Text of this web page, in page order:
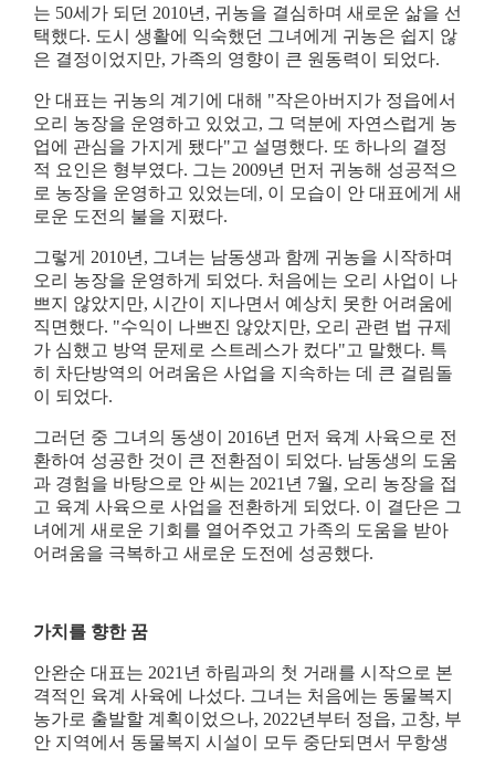
는 50세가 되던 2010년 , 귀농을 결심하며 새로운 삶을 선
택했다. 도시 생활에 익숙했던 그녀에게 귀농은 쉽지 않
은 결정이었지만, 가족의 영향이 큰 원동력이 되었다.
안 대표는 귀농의 계기에 대해 "작은아버지가 정읍에서
오리 농장을 운영하고 있었고, 그 덕분에 자연스럽게 농
업에 관심을 가지게 됐다"고 설명했다. 또 하나의 결정
적 요인은 형부였다. 그는 2009년 먼저 귀농해 성공적으
로 농장을 운영하고 있었는데 , 이 모습이 안 대표에게 새
로운 도전의 불을 지폈다.
그렇게 2010년 , 그녀는 남동생과 함께 귀농을 시작하며
오리 농장을 운영하게 되었다. 처음에는 오리 사업이 나
쁘지 않았지만, 시간이 지나면서 예상치 못한 어려움에
직면했다. "수익이 나쁘진 않았지만, 오리 관련 법 규제
가 심했고 방역 문제로 스트레스가 컸다"고 말했다. 특
히 차단방역의 어려움은 사업을 지속하는 데 큰 걸림돌
이 되었다.
그러던 중 그녀의 동생이 2016년 먼저 육계 사육으로 전
환하여 성공한 것이 큰 전환점이 되었다. 남동생의 도움
과 경험을 바탕으로 안 씨는 2021 년 7월, 오리 농장을 접
고 육계 사육으로 사업을 전환하게 되었다. 이 결단은 그
녀에게 새로운 기회를 열어주었고 가족의 도움을 받아
어려움을 극복하고 새로운 도전에 성공했다.
가치를 향한 꿈
안완순 대표는 2021 년 하림과의 첫 거래를 시작으로 본
격적인 육계 사육에 나섰다. 그녀는 처음에는 동물복지
농가로 출발할 계획이었으나, 2022년부터 정읍, 고창, 부
안 지역에서 동물복지 시설이 모두 중단되면서 무항생